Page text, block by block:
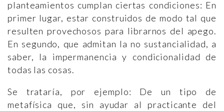
planteamientos cumplan ciertas condiciones: En
primer lugar, estar construidos de modo tal que
resulten provechosos para librarnos del apego.
En segundo, que admitan la no sustancialidad, a
saber, la impermanencia y condicionalidad de
todas las cosas.
Se trataría, por ejemplo: De un tipo de
metafísica que, sin ayudar al practicante del